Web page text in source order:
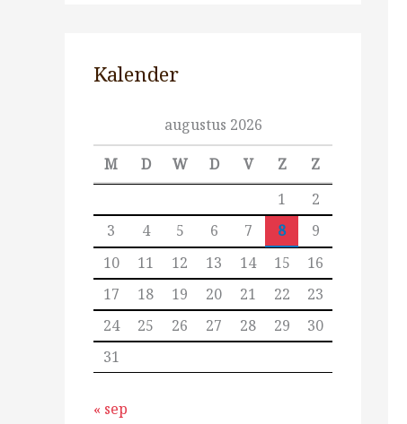
Kalender
augustus 2026
M
D W D V Z
Z
1
2
3
4 5 6 7 8
9
10
11 12 13 14 15
16
17
18 19 20 21 22
23
24
25 26 27 28 29
30
31
« sep